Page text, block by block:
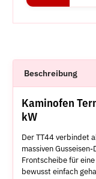
Beschreibung
Kaminofen
kW
Der TT44 verbindet
massiven
Frontscheibe für
bewusst einfach